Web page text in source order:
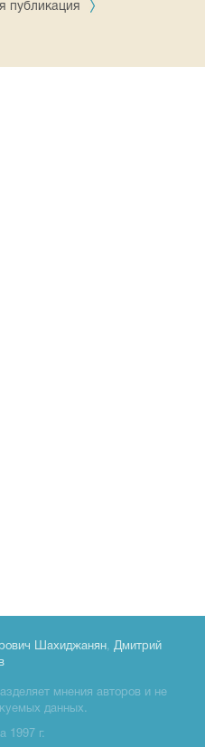
публикация
Шахиджанян, Дмитрий
мнения авторов и не
данных.
1997 г.